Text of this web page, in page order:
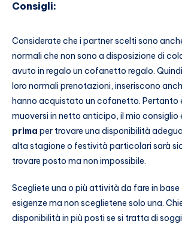
Consigli:
Considerate che i partner scelti sono
normali che non sono a disposizione di
avuto in regalo un cofanetto regalo.
loro normali prenotazioni, inseriscono
hanno acquistato un cofanetto. Pertanto
muoversi in netto anticipo, il mio consiglio
prima per trovare una disponibilità
alta stagione o festività particolari sarà
trovare posto ma non impossibile.
Scegliete una o più attività da fare in base
esigenze ma non sceglietene solo una.
disponibilità in più posti se si tratta di